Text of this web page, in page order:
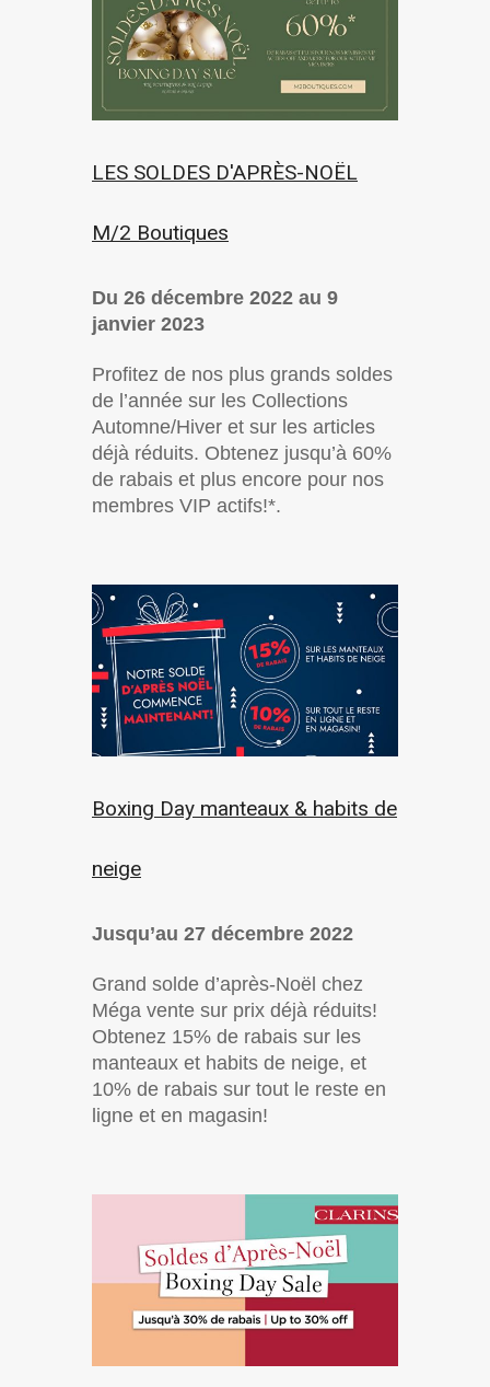
LES SOLDES D'APRÈS-NOËL
M/2 Boutiques
Du 26 décembre 2022 au 9
janvier 2023
Profitez de nos plus grands soldes
de l’année sur les Collections
Automne/Hiver et sur les articles
déjà réduits. Obtenez jusqu’à 60%
de rabais et plus encore pour nos
membres VIP actifs!*.
Boxing Day manteaux & habits de
neige
Jusqu’au 27 décembre 2022
Grand solde d’après-Noël chez
Méga vente sur prix déjà réduits!
Obtenez 15% de rabais sur les
manteaux et habits de neige, et
10% de rabais sur tout le reste en
ligne et en magasin!